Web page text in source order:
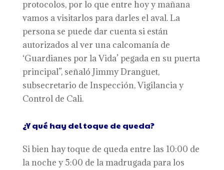
protocolos, por lo que entre hoy y mañana
vamos a visitarlos para darles el aval. La
persona se puede dar cuenta si están
autorizados al ver una calcomanía de
‘Guardianes por la Vida’ pegada en su puerta
principal”, señaló Jimmy Dranguet,
subsecretario de Inspección, Vigilancia y
Control de Cali.
¿Y qué hay del toque de queda?
Si bien hay toque de queda entre las 10:00 de
la noche y 5:00 de la madrugada para los